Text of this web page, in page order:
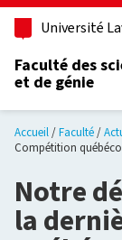
Université
Faculté des
et de génie
Accueil Faculté
Compétition
Notre
la